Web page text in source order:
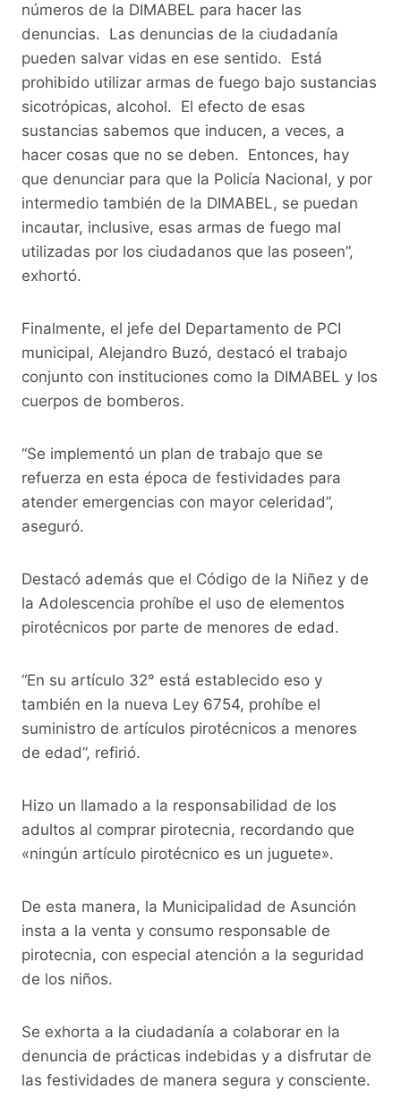
números de la DIMABEL para hacer las
denuncias. Las denuncias de la ciudadanía
pueden salvar vidas en ese sentido. Está
prohibido utilizar armas de fuego bajo sustancias
sicotrópicas, alcohol. El efecto de esas
sustancias sabemos que inducen, a veces, a
hacer cosas que no se deben. Entonces, hay
que denunciar para que la Policía Nacional, y por
intermedio también de la DIMABEL, se puedan
incautar, inclusive, esas armas de fuego mal
utilizadas por los ciudadanos que las poseen”,
exhortó.
Finalmente, el jefe del Departamento de PCI
municipal, Alejandro Buzó, destacó el trabajo
conjunto con instituciones como la DIMABEL y los
cuerpos de bomberos.
“Se implementó un plan de trabajo que se
refuerza en esta época de festividades para
atender emergencias con mayor celeridad”,
aseguró.
Destacó además que el Código de la Niñez y de
la Adolescencia prohíbe el uso de elementos
pirotécnicos por parte de menores de edad.
“En su artículo 32° está establecido eso y
también en la nueva Ley 6754, prohíbe el
suministro de artículos pirotécnicos a menores
de edad”, refirió.
Hizo un llamado a la responsabilidad de los
adultos al comprar pirotecnia, recordando que
«ningún artículo pirotécnico es un juguete».
De esta manera, la Municipalidad de Asunción
insta a la venta y consumo responsable de
pirotecnia, con especial atención a la seguridad
de los niños.
Se exhorta a la ciudadanía a colaborar en la
denuncia de prácticas indebidas y a disfrutar de
las festividades de manera segura y consciente.